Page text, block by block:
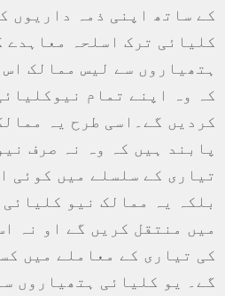
کے ساتھ اپنی ذمہ داریوں
کلیائی ترک اسلحہ معاہدے
ہتھیاروں سے لیس ممالک
کہ وہ اپنے تمام
کردیں گے۔اسی طرح یہ
پابند ہیں کہ وہ نہ صرف
تیاری کے سلسلے میں کوئی
بلکہ یہ ممالک نیو
میں منتقل کریں گے او نہ
کی تیاری کے معاملے میں
گے۔ یو کلیائی ہتھیاروں